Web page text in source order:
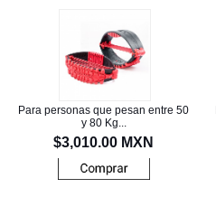
Para personas que pesan entre 50
y 80 Kg...
$3,010.00 MXN